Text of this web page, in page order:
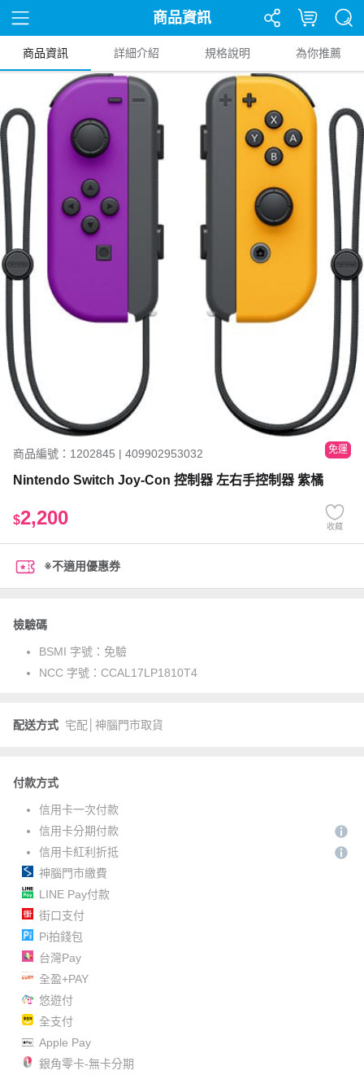
商品資訊
商品資訊 詳細介紹 規格說明 為你推薦
商品編號：1202845 | 409902953032 免運
Nintendo Switch Joy-Con 控制器 左右手控制器 紫橘
$2,200 收藏
※不適用優惠券
檢驗碼
BSMI 字號： 免驗
NCC 字號： CCAL17LP1810T4
配送方式 宅配│神腦門市取貨
付款方式
信用卡一次付款
信用卡分期付款
信用卡紅利折抵
神腦門市繳費
LINE Pay付款
街口支付
Pi拍錢包
台灣Pay
全盈+PAY
悠遊付
全支付
Apple Pay
銀角零卡-無卡分期